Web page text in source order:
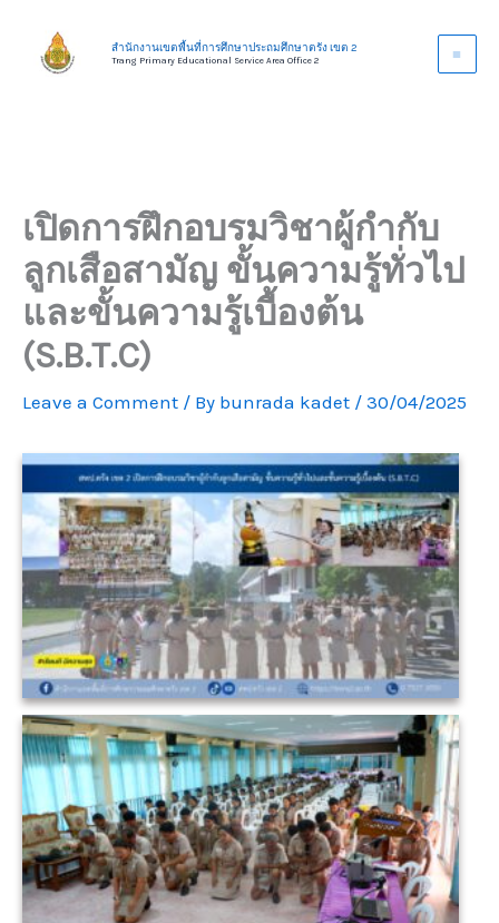
content
สำนักงานเขตพื้นที่การศึกษาประถมศึกษาตรัง เขต 2
Trang Primary Educational Service Area Office 2
เปิดการฝึกอบรมวิชาผู้กำกับ
ลูกเสือสามัญ ขั้นความรู้ทั่วไป
และขั้นความรู้เบื้องต้น
(S.B.T.C)
Leave a Comment / By bunrada kadet / 30/04/2025